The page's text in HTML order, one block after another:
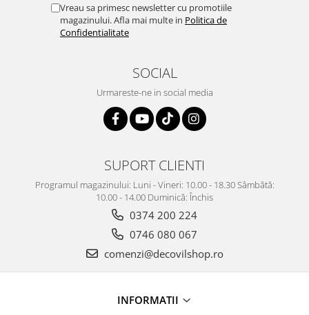
Vreau sa primesc newsletter cu promotiile
magazinului. Afla mai multe in Politica de
Confidentialitate
SOCIAL
Urmareste-ne in social media
SUPORT CLIENTI
Programul magazinului: Luni - Vineri: 10.00 - 18.30 Sâmbătă:
10.00 - 14.00 Duminică: Închis
0374 200 224
0746 080 067
comenzi@decovilshop.ro
INFORMATII